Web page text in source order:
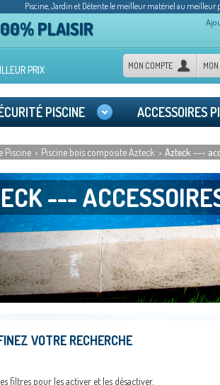
Piscine, Jardin et Détente le meilleur matériel au meilleur
PLAISIR
PRIX
MON COMPTE
PISCINE ACCESSOIRES
Piscine > Piscine bois composite Azteck > Azteck ---
---
VOTRE RECHERCHE
filtres pour les activer et les désactiver.